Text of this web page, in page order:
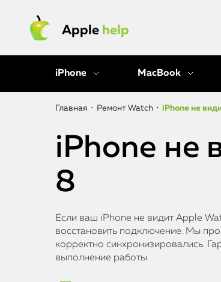
Apple help
iPhone MacBook
Главная • Ремонт Watch • iPhone не
iPhone не
8
Если ваш iPhone не видит Apple
восстановить подключение. Мы
корректно синхронизировались.
выполнение работы.